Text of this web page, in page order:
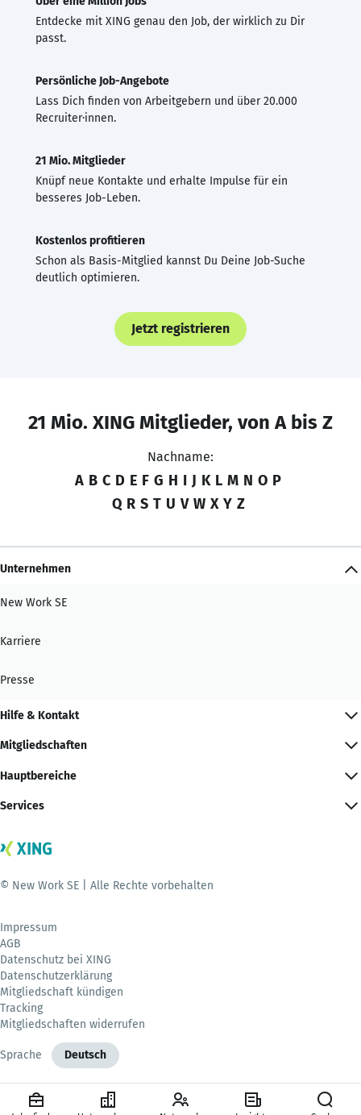
Entdecke mit XING genau den Job, der wirklich zu Dir
passt.
Persönliche Job-Angebote
Lass Dich finden von Arbeitgebern und über 20.000
Recruiter·innen.
21 Mio. Mitglieder
Knüpf neue Kontakte und erhalte Impulse für ein
besseres Job-Leben.
Kostenlos profitieren
Schon als Basis-Mitglied kannst Du Deine Job-Suche
deutlich optimieren.
Jetzt registrieren
21 Mio. XING Mitglieder, von A bis Z
Nachname:
A B C D E F G H I J K L M N O P
Q R S T U V W X Y Z
Unternehmen
New Work SE
Karriere
Presse
Hilfe & Kontakt
Mitgliedschaften
Hauptbereiche
Services
© New Work SE | Alle Rechte vorbehalten
Impressum
AGB
Datenschutz bei XING
Datenschutzerklärung
Mitgliedschaft kündigen
Tracking
Mitgliedschaften widerrufen
Sprache Deutsch